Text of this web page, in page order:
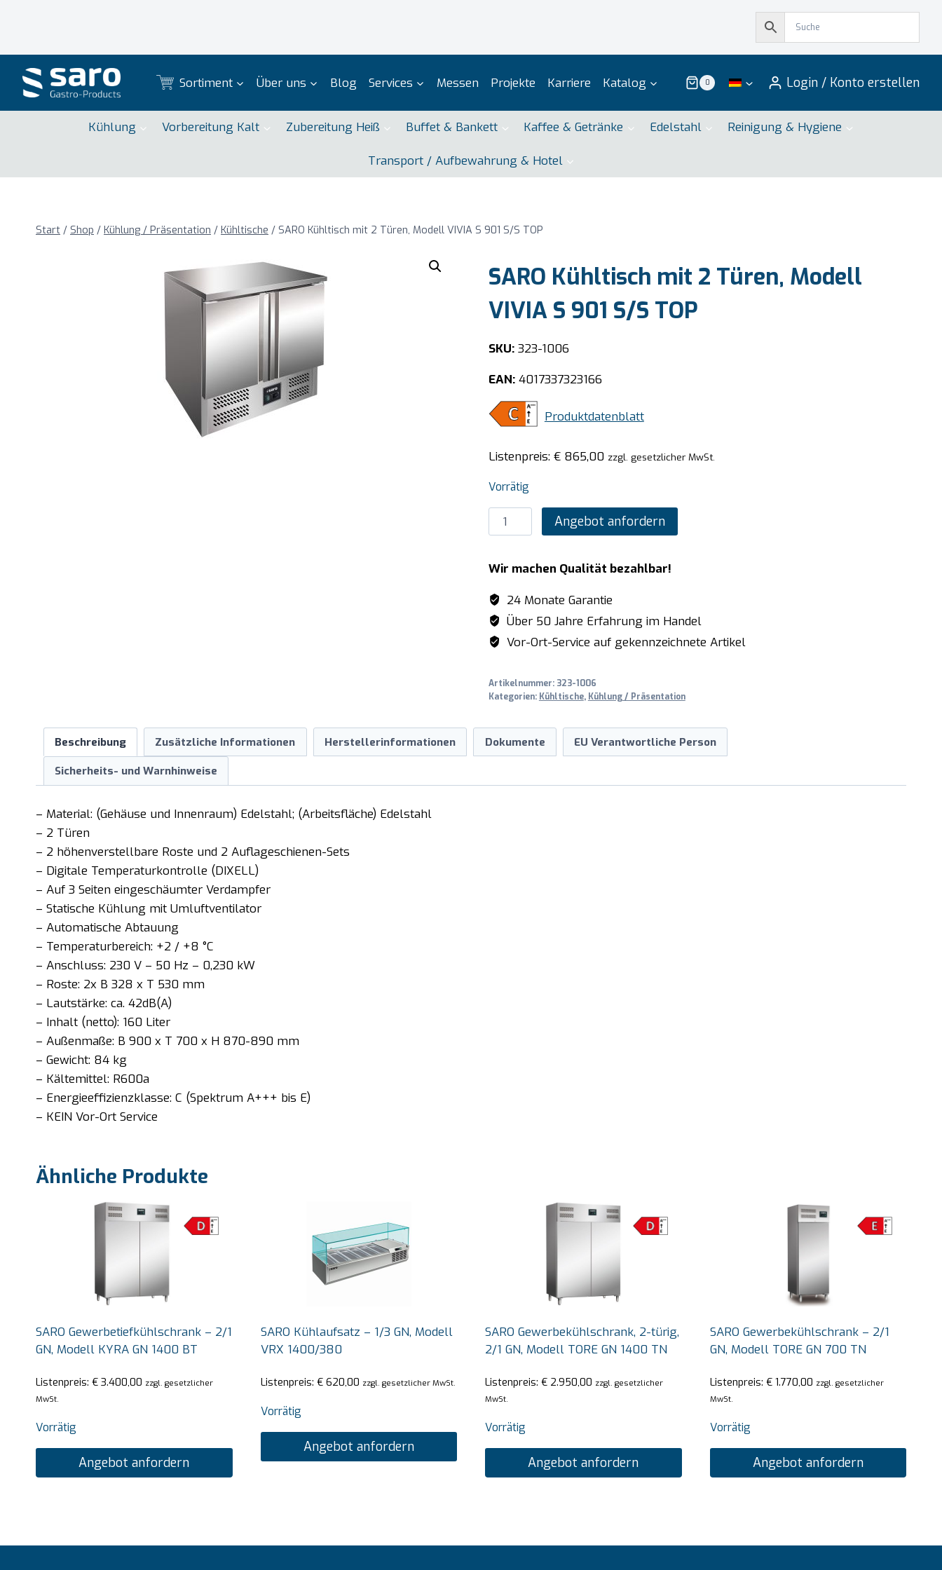
Sortiment Über uns Blog Services Messen Projekte Karriere Katalog 0 Login / Konto erstellen
Kühlung Vorbereitung Kalt Zubereitung Heiß Buffet & Bankett Kaffee & Getränke Edelstahl Reinigung & Hygiene
Transport / Aufbewahrung & Hotel
Start / Shop / Kühlung / Präsentation / Kühltische / SARO Kühltisch mit 2 Türen, Modell VIVIA S 901 S/S TOP
SARO Kühltisch mit 2 Türen, Modell
VIVIA S 901 S/S TOP
SKU:323-1006
EAN:4017337323166
Produktdatenblatt
Listenpreis: €865,00 zzgl. gesetzlicher MwSt.
Vorrätig
SARO
Kühltisch
2
Türen,
Modell
VIVIA
S
S/S
TOP
Menge
Angebot anfordern
Wir machen Qualität bezahlbar!
24 Monate Garantie
Über 50 Jahre Erfahrung im Handel
Vor-Ort-Service auf gekennzeichnete Artikel
Artikelnummer: 323-1006
Kategorien: Kühltische, Kühlung / Präsentation
Beschreibung Zusätzliche Informationen Herstellerinformationen Dokumente EU Verantwortliche Person
Sicherheits- und Warnhinweise
– Material: (Gehäuse und Innenraum) Edelstahl; (Arbeitsfläche) Edelstahl
– 2 Türen
– 2 höhenverstellbare Roste und 2 Auflageschienen-Sets
– Digitale Temperaturkontrolle (DIXELL)
– Auf 3 Seiten eingeschäumter Verdampfer
– Statische Kühlung mit Umluftventilator
– Automatische Abtauung
– Temperaturbereich: +2 / +8 °C
– Anschluss: 230 V – 50 Hz – 0,230 kW
– Roste: 2x B 328 x T 530 mm
– Lautstärke: ca. 42dB(A)
– Inhalt (netto): 160 Liter
– Außenmaße: B 900 x T 700 x H 870-890 mm
– Gewicht: 84 kg
– Kältemittel: R600a
– Energieeffizienzklasse: C (Spektrum A+++ bis E)
– KEIN Vor-Ort Service
Ähnliche Produkte
SARO Gewerbetiefkühlschrank – 2/1
GN, Modell KYRA GN 1400 BT
Listenpreis: € 3.400,00 zzgl. gesetzlicher
MwSt.
Vorrätig
Angebot anfordern
SARO Kühlaufsatz – 1/3 GN, Modell
VRX 1400/380
Listenpreis: €620,00 zzgl. gesetzlicher MwSt.
Vorrätig
Angebot anfordern
SARO Gewerbekühlschrank, 2-türig,
2/1 GN, Modell TORE GN 1400 TN
Listenpreis: € 2.950,00 zzgl. gesetzlicher
MwSt.
Vorrätig
Angebot anfordern
SARO Gewerbekühlschrank – 2/1
GN, Modell TORE GN 700 TN
Listenpreis: €1.770,00 zzgl. gesetzlicher
MwSt.
Vorrätig
Angebot anfordern